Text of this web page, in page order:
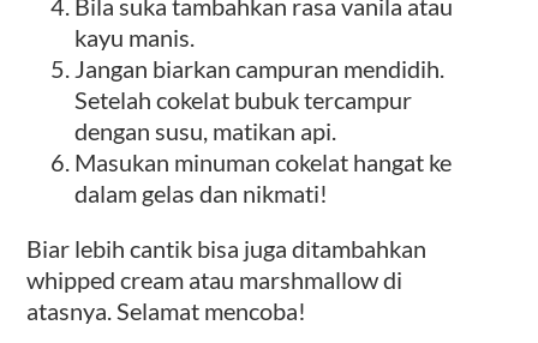
Bila suka tambahkan rasa vanila atau
kayu manis.
Jangan biarkan campuran mendidih.
Setelah cokelat bubuk tercampur
dengan susu, matikan api.
Masukan minuman cokelat hangat ke
dalam gelas dan nikmati!
Biar lebih cantik bisa juga ditambahkan
whipped cream atau marshmallow di
atasnya. Selamat mencoba!